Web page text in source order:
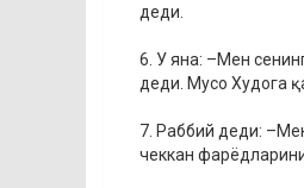
деди.
6. У яна: –Мен
деди. Мусо Худога
7. Раббий деди:
чеккан